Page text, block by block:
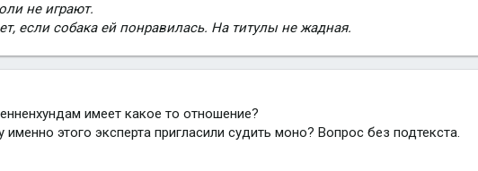
не играют.
если собака ей понравилась. На титулы не жадная.
имеет какое то отношение?
именно этого эксперта пригласили судить моно? Вопрос без подтекста.